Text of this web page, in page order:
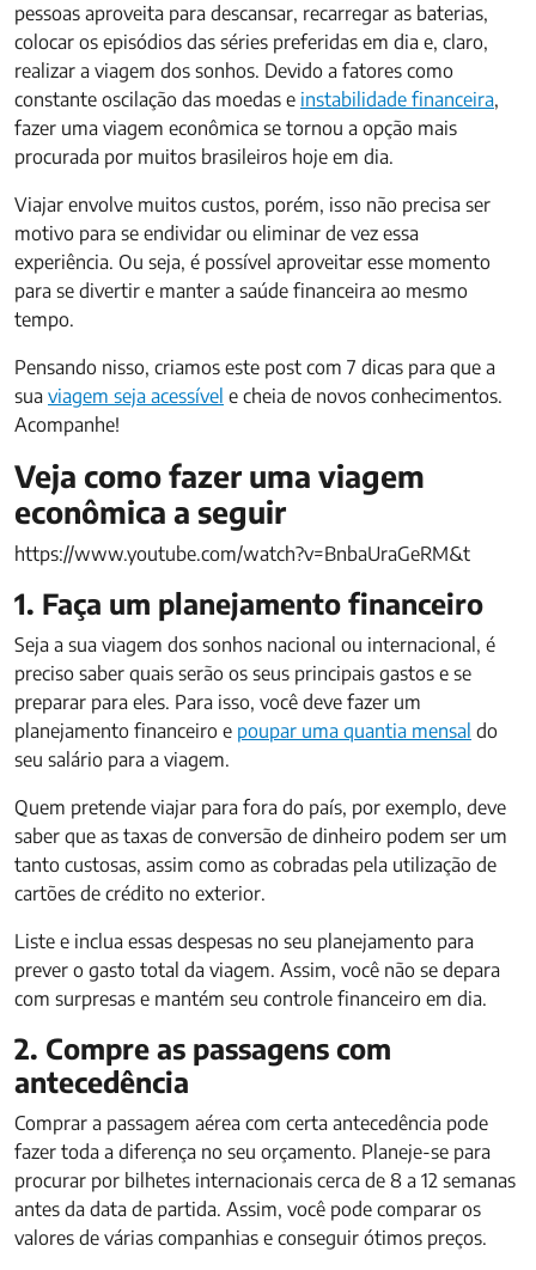
pessoas aproveita para descansar, recarregar as baterias,
colocar os episódios das séries preferidas em dia e, claro,
realizar a viagem dos sonhos. Devido a fatores como
constante oscilação das moedas e instabilidade financeira,
fazer uma viagem econômica se tornou a opção mais
procurada por muitos brasileiros hoje em dia.
Viajar envolve muitos custos, porém, isso não precisa ser
motivo para se endividar ou eliminar de vez essa
experiência. Ou seja, é possível aproveitar esse momento
para se divertir e manter a saúde financeira ao mesmo
tempo.
Pensando nisso, criamos este post com 7 dicas para que a
sua viagem seja acessível e cheia de novos conhecimentos.
Acompanhe!
Veja como fazer uma viagem
econômica a seguir
https://www.youtube.com/watch?v=BnbaUraGeRM&t
1. Faça um planejamento financeiro
Seja a sua viagem dos sonhos nacional ou internacional, é
preciso saber quais serão os seus principais gastos e se
preparar para eles. Para isso, você deve fazer um
planejamento financeiro e poupar uma quantia mensal do
seu salário para a viagem.
Quem pretende viajar para fora do país, por exemplo, deve
saber que as taxas de conversão de dinheiro podem ser um
tanto custosas, assim como as cobradas pela utilização de
cartões de crédito no exterior.
Liste e inclua essas despesas no seu planejamento para
prever o gasto total da viagem. Assim, você não se depara
com surpresas e mantém seu controle financeiro em dia.
2. Compre as passagens com
antecedência
Comprar a passagem aérea com certa antecedência pode
fazer toda a diferença no seu orçamento. Planeje-se para
procurar por bilhetes internacionais cerca de 8 a 12 semanas
antes da data de partida. Assim, você pode comparar os
valores de várias companhias e conseguir ótimos preços.